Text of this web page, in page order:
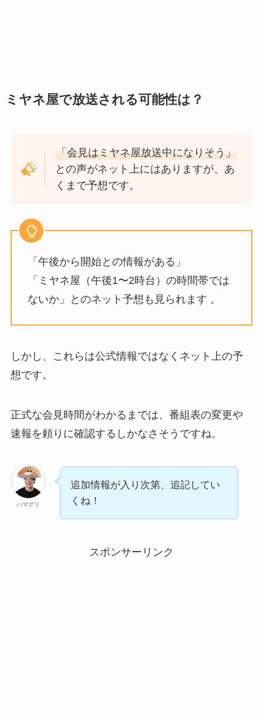
ミヤネ屋で放送される可能性は？
「会見はミヤネ屋放送中になりそう」
との声がネット上にはありますが、あ
くまで予想です。
「午後から開始との情報がある」
「ミヤネ屋（午後1〜2時台）の時間帯では
ないか」とのネット予想も見られます 。
しかし、これらは公式情報ではなくネット上の予
想です。
正式な会見時間がわかるまでは、番組表の変更や
速報を頼りに確認するしかなさそうですね。
ハマグリ
追加情報が入り次第、追記してい
くね！
スポンサーリンク